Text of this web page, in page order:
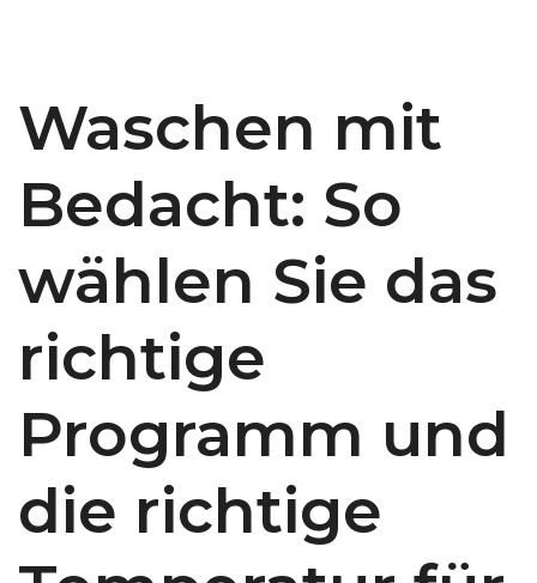
Waschen mit
Bedacht: So
wählen Sie das
richtige
Programm und
die richtige